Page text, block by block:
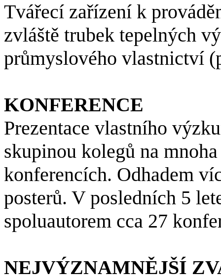
Tvářecí zařízení k
zvláště trubek tepelných
průmyslového vlastnictví
KONFERENCE
Prezentace vlastního
skupinou kolegů na
konferencích. Odhadem
posterů. V posledních 5
spoluautorem cca 27
NEJVÝZNAMNĚJŠÍ